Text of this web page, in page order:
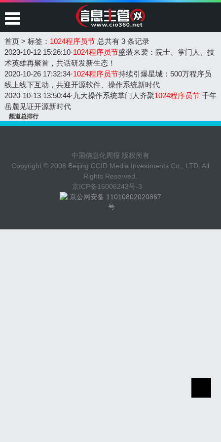
首页> 标签： 1024程序员节总共有 3 条记录
2023-10-12 15:26:10·1024程序员节盛装来袭：院士、掌门人、技
术英雄再聚首，共话研发新生态！
2020-10-26 17:32:34·1024程序员节持续引爆星城：500万程序员
线上线下互动，共迎开源软件、操作系统新时代
2020-10-13 13:50:44·九大操作系统掌门人齐聚1024程序员节千年
岳麓见证开源新时代
频道总排行
中国信息化周报 版权所有
Copyright © 2008 Beijing CCID Media Investments Co., LTD. All
Rights Reserved.
京ICP备16006243号-3
京公网安备 11010802020867
号